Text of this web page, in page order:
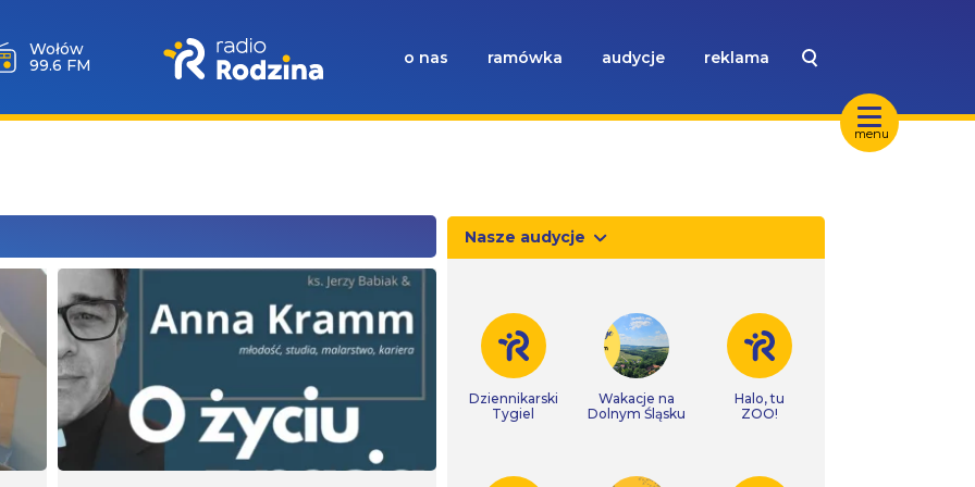
menu
Wołów
99.6 FM
o nas ramówka audycje reklama
Nasze audycje
Dziennikarski
Tygiel
Wakacje na
Dolnym Śląsku
Halo, tu
ZOO!